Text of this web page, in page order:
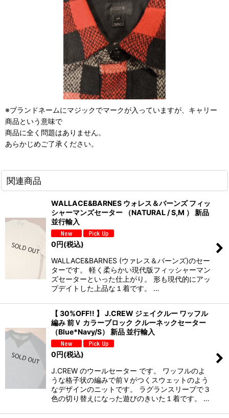
※ブランドネームにマジックでマークが入っていますが、キャリー
商品という意味で
商品に全く問題はありません。
あらかじめご了承ください。
関連商品
WALLACE&BARNES ウォレス＆バーンズ フィッ
シャーマンズセーター （NATURAL / S,M ） 新品
並行輸入
0円(税込)
WALLACE&BARNES (ウァレス＆バーンズ)のセー
ターです。 軽く柔らかい現代版フィッシャーマン
ズセーターといった仕上がり。 形も現代的にアッ
プデイトした上品な１着です。 …
【 30%OFF!! 】 J.CREW ジェイクルー ワッフル
編み 前Ｖ カラーブロック クルーネックセーター
（Blue*Navy/S） 新品 並行輸入
0円(税込)
J.CREW のウールセーター です。 ワッフルのよ
うな格子状の編みで前Ｖがつくスウェットのよう
なデザインのニットです。 ラグランスリーブで３
色の切り替えになった遊びのきいた１着です。 …